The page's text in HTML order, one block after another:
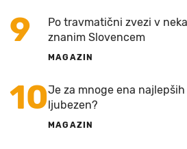
9
Po travmatični zvezi v
znanim Slovencem
MAGAZIN
10Je za mnoge ena
ljubezen?
MAGAZIN